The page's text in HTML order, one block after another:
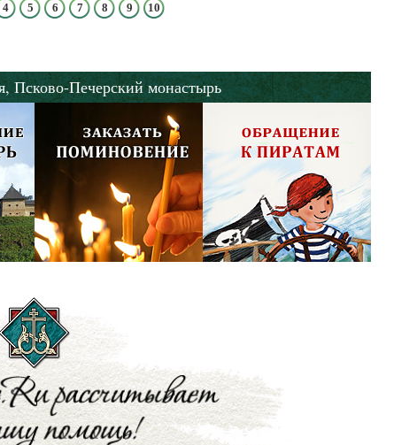
4 5 6 7 8 9 10
Псково-Печерский монастырь